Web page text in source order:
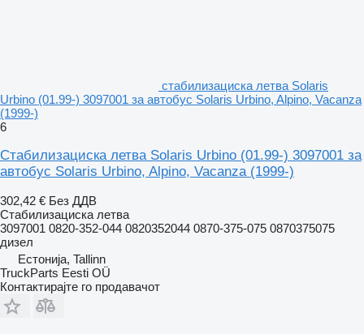
стабилизациска летва Solaris
Urbino (01.99-) 3097001 за автобус Solaris Urbino, Alpino, Vacanza
(1999-)
6
Стабилизациска летва Solaris Urbino (01.99-) 3097001 за
автобус Solaris Urbino, Alpino, Vacanza (1999-)
302,42 € Без ДДВ
Стабилизациска летва
3097001 0820-352-044 0820352044 0870-375-075 0870375075
дизел
Естонија, Tallinn
TruckParts Eesti OÜ
Контактирајте го продавачот